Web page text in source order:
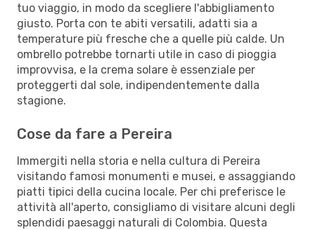
tuo viaggio, in modo da scegliere l'abbigliamento
giusto. Porta con te abiti versatili, adatti sia a
temperature più fresche che a quelle più calde. Un
ombrello potrebbe tornarti utile in caso di pioggia
improvvisa, e la crema solare è essenziale per
proteggerti dal sole, indipendentemente dalla
stagione.
Cose da fare a Pereira
Immergiti nella storia e nella cultura di Pereira
visitando famosi monumenti e musei, e assaggiando
piatti tipici della cucina locale. Per chi preferisce le
attività all'aperto, consigliamo di visitare alcuni degli
splendidi paesaggi naturali di Colombia. Questa